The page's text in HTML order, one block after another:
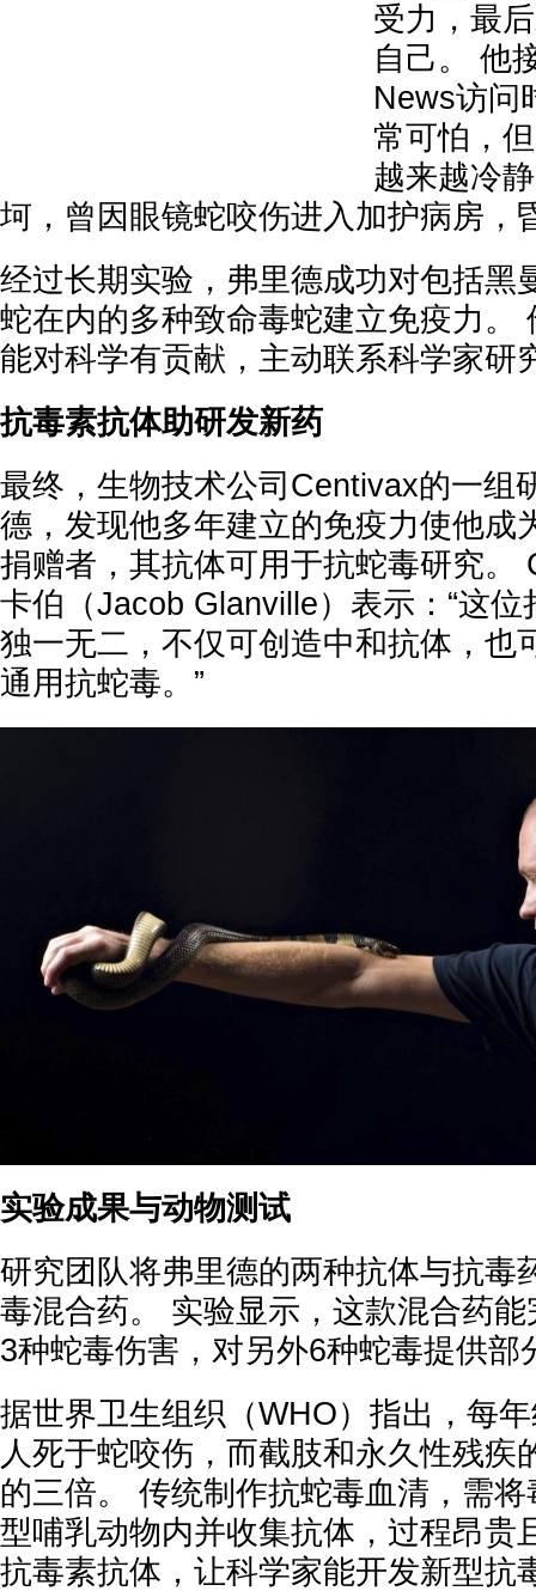
受力，最
自己。 他
News访问
常可怕，
越来越冷
坷，曾因眼镜蛇咬伤进入加护病房，
经过长期实验，弗里德成功对包括黑
蛇在内的多种致命毒蛇建立免疫力。
能对科学有贡献，主动联系科学家研
抗毒素抗体助研发新药
最终，生物技术公司Centivax的一组
德，发现他多年建立的免疫力使他成
捐赠者，其抗体可用于抗蛇毒研究。
卡伯（Jacob Glanville）表示：“这
独一无二，不仅可创造中和抗体，也
通用抗蛇毒。”
实验成果与动物测试
研究团队将弗里德的两种抗体与抗毒
毒混合药。 实验显示，这款混合药
3种蛇毒伤害，对另外6种蛇毒提供
据世界卫生组织（WHO）指出，每
人死于蛇咬伤，而截肢和永久性残疾
的三倍。 传统制作抗蛇毒血清，需
型哺乳动物内并收集抗体，过程昂贵
抗毒素抗体，让科学家能开发新型抗